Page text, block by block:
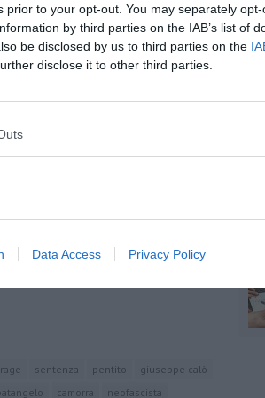
prior to your opt-out. You may separately
by third parties on the IAB’s list of
be disclosed by us to third parties on the
disclose it to other third parties.
Data Access Privacy Policy
"trovato coagulo" con l'attentato
QUInews - ToscanaMedia.
sentenza pentito
giuseppe calò
camorra
neofascista